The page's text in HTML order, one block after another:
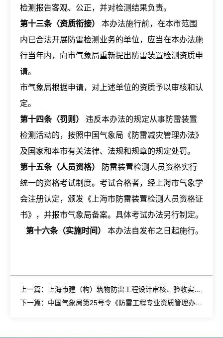
检测报告客观、公正，并对检测结果负责。
第十三条（资质衔接） 本办法施行前，在本市范围
内已合法开展防雷检测业务的单位，应当在本办法施
行当年内，向市气象局重新提出防雷装置检测资质申
请。
市气象局根据申请，对上述单位的资质予以审核和认
定。
第十四条（罚则）
违反本办法的规定从事防雷装置
检测活动的，按照中国气象局《防雷减灾管理办法》
及国家和本市有关法律、法规和规章的规定处罚。
第十五条（人员资格）
防雷装置检测人员资格实行
统一的资格考试制度。考试合格者，经上海市气象学
会注册认定，颁发《上海市防雷装置检测人员资格证
书》，并报市气象局备案。具体考试办法另行制定。
第十六条（实施时间）
本办法自发布之日起施行。